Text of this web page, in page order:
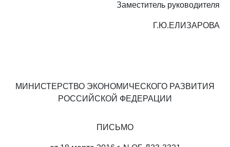
Заместитель руководителя
Г.Ю.ЕЛИЗАРОВА
МИНИСТЕРСТВО ЭКОНОМИЧЕСКОГО РАЗВИТИЯ
РОССИЙСКОЙ ФЕДЕРАЦИИ
ПИСЬМО